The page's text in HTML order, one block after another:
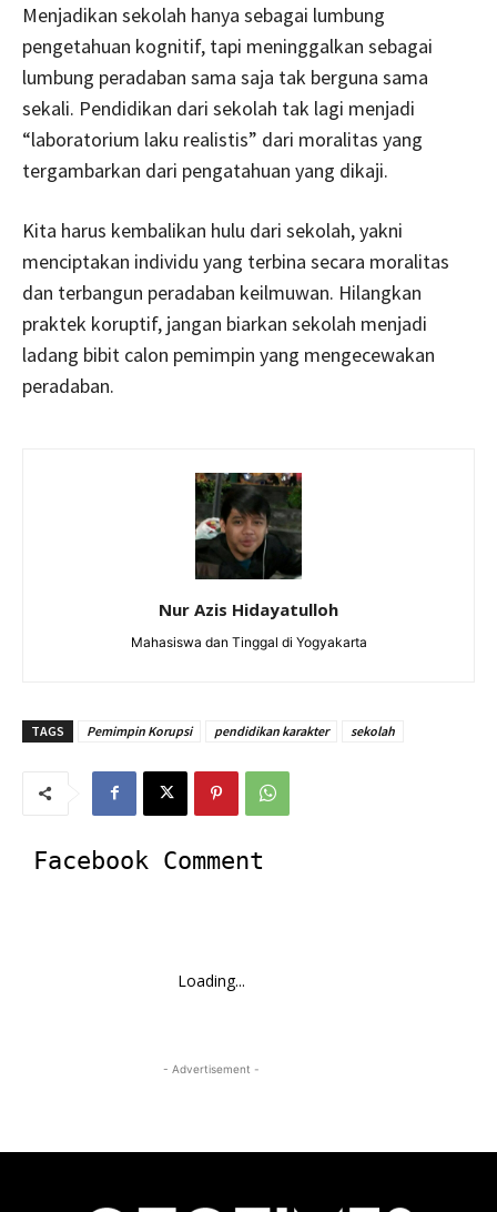
Menjadikan sekolah hanya sebagai lumbung
pengetahuan kognitif, tapi meninggalkan sebagai
lumbung peradaban sama saja tak berguna sama
sekali. Pendidikan dari sekolah tak lagi menjadi
“laboratorium laku realistis” dari moralitas yang
tergambarkan dari pengatahuan yang dikaji.
Kita harus kembalikan hulu dari sekolah, yakni
menciptakan individu yang terbina secara moralitas
dan terbangun peradaban keilmuwan. Hilangkan
praktek koruptif, jangan biarkan sekolah menjadi
ladang bibit calon pemimpin yang mengecewakan
peradaban.
Nur Azis Hidayatulloh
Mahasiswa dan Tinggal di Yogyakarta
TAGS Pemimpin Korupsi pendidikan karakter sekolah
Facebook Comment
Loading...
- Advertisement -